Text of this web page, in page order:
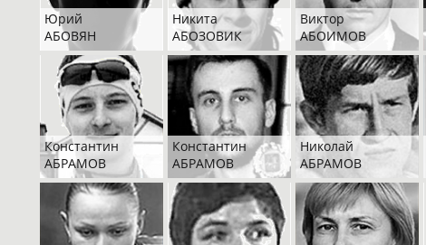
Юрий
АБОВЯН
Никита
АБОЗОВИК
Виктор
АБОИМОВ
Константин
АБРАМОВ
Константин
АБРАМОВ
Николай
АБРАМОВ